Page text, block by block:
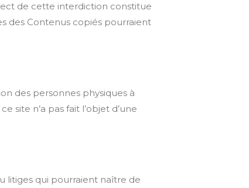
de cette interdiction constitue
des Contenus copiés pourraient
des personnes physiques à
site n’a pas fait l’objet d’une
litiges qui pourraient naître de